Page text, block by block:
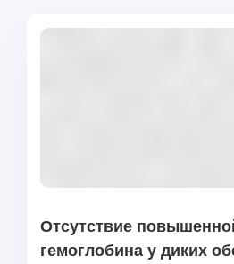
Отсутствие
гемоглобина у диких